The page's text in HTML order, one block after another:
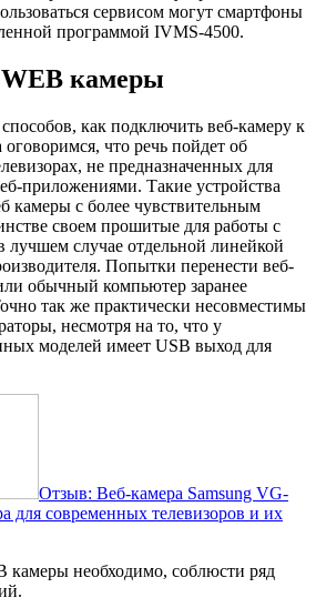
сервисом могут смартфоны
программой IVMS-4500.
камеры
как подключить веб-камеру к
оговоримся, что речь пойдет об
не предназначенных для
приложениями. Такие устройства
камеры с более чувствительным
своем прошитые для работы с
лучшем случае отдельной линейкой
Попытки перенести веб-
обычный компьютер заранее
так же практически несовместимы
несмотря на то, что у
моделей имеет USB выход для
Отзыв: Веб-камера Samsung VG-
для современных телевизоров и их
камеры необходимо, соблюсти ряд